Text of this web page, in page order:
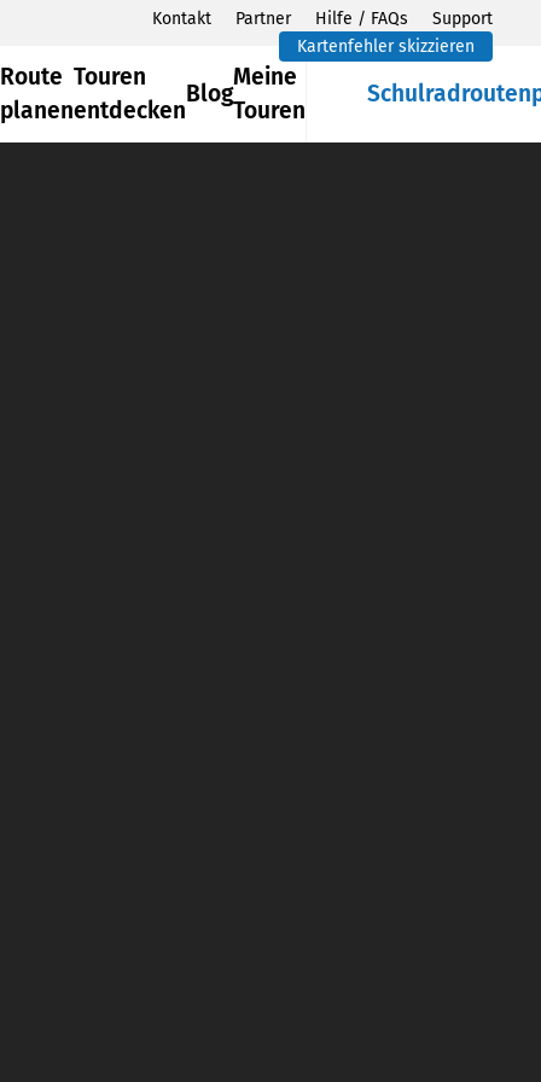
Kontakt Partner Hilfe / FAQs
Support
Kartenfehler skizzieren
Route
planen
Touren
entdecken
Blog
Meine
Touren